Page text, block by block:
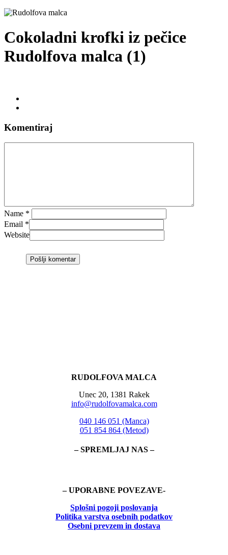
Cokoladni krofki iz pečice
Rudolfova malca (1)
Komentiraj
Name *
Email *
Website
RUDOLFOVA MALCA
Unec 20, 1381 Rakek
info@rudolfovamalca.com
040 146 051 (Manca)
051 854 864 (Metod)
– SPREMLJAJ NAS –
– UPORABNE POVEZAVE-
Splošni pogoji poslovanja
Politika varstva osebnih podatkov
Osebni prevzem in dostava